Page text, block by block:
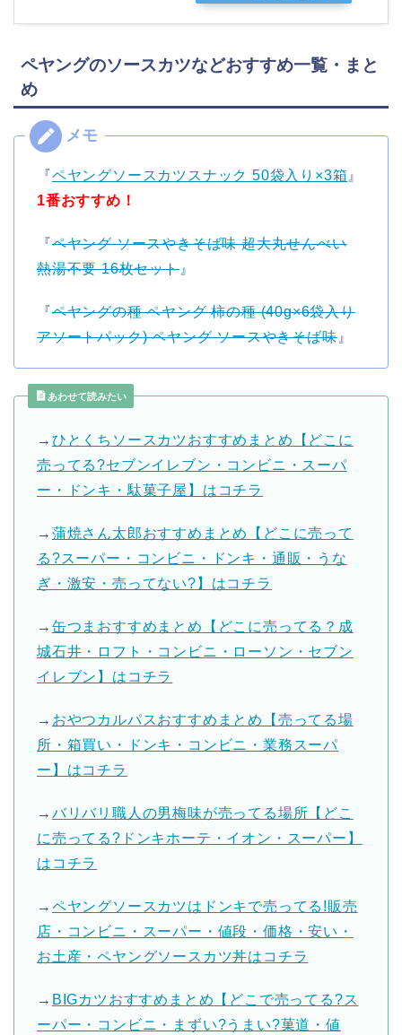
ペヤングのソースカツなどおすすめ一覧・まと
め
『ペヤングソースカツスナック 50袋入り×3箱 』
1番おすすめ！
『ペヤング ソースやきそば味 超大丸せんべい
熱湯不要 16枚セット』
『ペヤングの種 ペヤング 柿の種 (40g×6袋入り
アソートパック) ペヤング ソースやきそば味』
あわせて読みたい
→ ひとくちソースカツおすすめまとめ【どこに
売ってる?セブンイレブン・コンビニ・スーパ
ー・ドンキ・駄菓子屋】はコチラ
→ 蒲焼さん太郎おすすめまとめ【どこに売って
る?スーパー・コンビニ・ドンキ・通販・うな
ぎ・激安・売ってない?】はコチラ
→ 缶つまおすすめまとめ【どこに売ってる？成
城石井・ロフト・コンビニ・ローソン・セブン
イレブン】はコチラ
→ おやつカルパスおすすめまとめ【売ってる場
所・箱買い・ドンキ・コンビニ・業務スーパ
ー】はコチラ
→ バリバリ職人の男梅味が売ってる場所【どこ
に売ってる?ドンキホーテ・イオン・スーパー】
はコチラ
→ ペヤングソースカツはドンキで売ってる!販売
店・コンビニ・スーパー・値段・価格・安い・
お土産・ペヤングソースカツ丼はコチラ
→ BIGカツおすすめまとめ【どこで売ってる?ス
ーパー・コンビニ・まずい?うまい?菓道・値